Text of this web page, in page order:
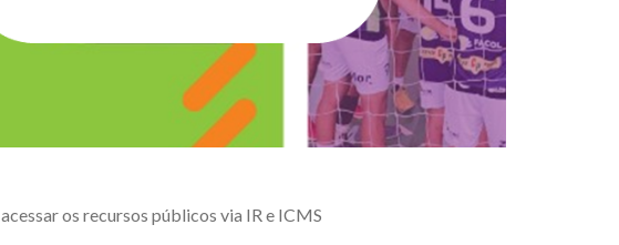
os recursos públicos via IR e ICMS